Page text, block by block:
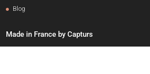
Blog
Made in France by Capturs